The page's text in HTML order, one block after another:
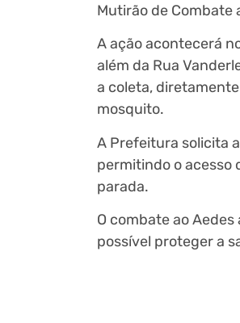
Mutirão de Combate
A ação acontecerá
além da Rua
a coleta,
mosquito.
A Prefeitura solicita
permitindo o acesso
parada.
O combate ao
possível proteger a